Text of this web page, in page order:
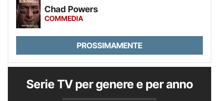
Chad Powers
COMMEDIA
PROSSIMAMENTE
Serie TV per genere e per anno